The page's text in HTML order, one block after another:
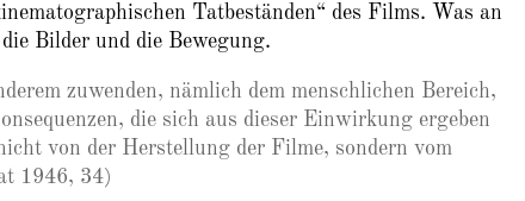
Tatbeständen“ des Films. Was an
Bilder und die Bewegung.
zuwenden, nämlich dem menschlichen Bereich,
die sich aus dieser Einwirkung ergeben
von der Herstellung der Filme, sondern vom
1946, 34)